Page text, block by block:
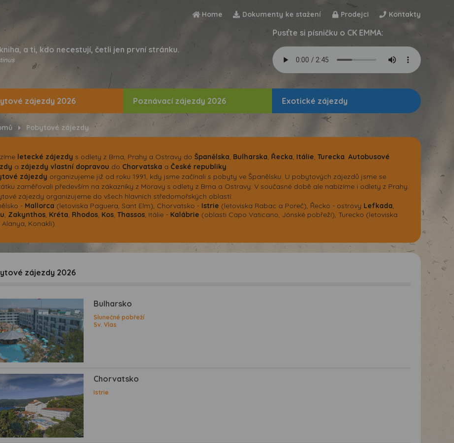
Home Dokumenty ke stažení Prodejci Kontakty
a ti, kdo necestují, četli jen první stránku.
Pusťte si písničku o CK EMMA:
zájezdy 2026 Poznávací zájezdy 2026 Exotické zájezdy
Pobytové zájezdy
letecké zájezdy s odlety z Brna, Prahy a Ostravy do Španělska, Bulharska, Řecka, Itálie, Turecka. Autobusové
a zájezdy vlastní dopravou do Chorvatska a České republiky.
zájezdy organizujeme již od roku 1991, kdy jsme začínali s pobyty ve Španělsku. U pobytových zájezdů jsme se
zaměřovali především na zákazníky z Moravy s odlety z Brna a Ostravy. V současné době ale nabízíme i odlety z Prahy.
zájezdy organizujeme do všech hlavních středomořských oblastí:
- Mallorca (letoviska Paguera, Sant Elm), Chorvatsko - Istrie (letoviska Rabac a Poreč), Řecko - ostrovy Lefkada,
, Zakynthos, Kréta, Rhodos, Kos, Thassos, Itálie - Kalábrie (oblasti Capo Vaticano, Jónské pobřeží), Turecko (letoviska
Alanya, Konakli).
zájezdy 2026
Bulharsko
Slunečné pobřeží
Sv. Vlas
Chorvatsko
Istrie